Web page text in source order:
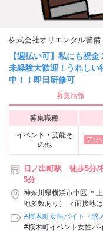
株式会社オリエンタル警備
【週払い可】私にも祝
未経験大歓迎！うれし
中！！即日研修可
募集情報
募集職種
イベント・芸能そ
の他
ア/パ
日ノ出町駅 徒歩5分
5分
神奈川県横浜市中区 ＊
地多数あり） ＜面接地はこちら＞ 株式会社オリエンタル警備 横浜支社
神奈川県横浜市神奈川区
セス：「横浜駅」西口か
#桜木町女性バイト・求
#桜木町イベント女性バ